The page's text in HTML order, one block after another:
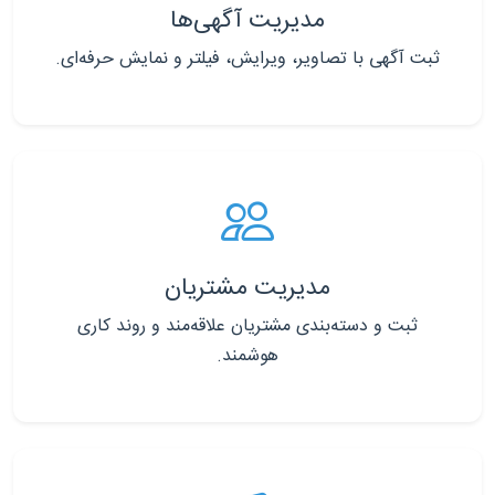
مدیریت آگهی‌ها
ثبت آگهی با تصاویر، ویرایش، فیلتر و نمایش حرفه‌ای.
مدیریت مشتریان
ثبت و دسته‌بندی مشتریان علاقه‌مند و روند کاری
هوشمند.